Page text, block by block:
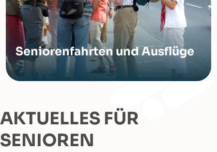
Seniorenfahrten und Ausflüge
AKTUELLES FÜR
SENIOREN